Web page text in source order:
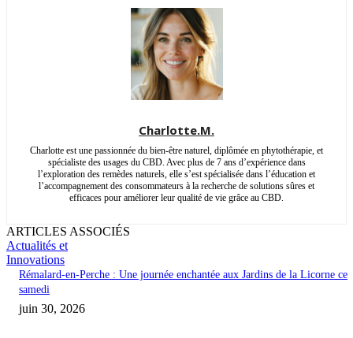
Charlotte.M.
Charlotte est une passionnée du bien-être naturel, diplômée en phytothérapie, et
spécialiste des usages du CBD. Avec plus de 7 ans d’expérience dans
l’exploration des remèdes naturels, elle s’est spécialisée dans l’éducation et
l’accompagnement des consommateurs à la recherche de solutions sûres et
efficaces pour améliorer leur qualité de vie grâce au CBD.
ARTICLES ASSOCIÉS
Actualités et
Innovations
Rémalard-en-Perche : Une journée enchantée aux Jardins de la Licorne ce
samedi
juin 30, 2026